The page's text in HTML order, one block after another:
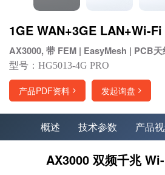
1GE WAN+3GE LAN+Wi-
AX3000, 带 FEM | EasyMesh | PCB
型号：HG5013-4G PRO
产品PDF资料 发起询盘
概述 技术参数 产品
AX3000 双频千兆